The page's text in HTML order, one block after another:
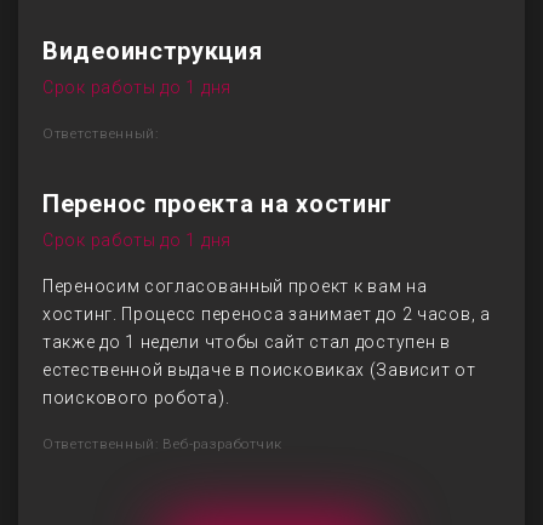
Видеоинструкция
Срок работы до 1 дня
Ответственный:
Перенос проекта на хостинг
Срок работы до 1 дня
Переносим согласованный проект к вам на
хостинг. Процесс переноса занимает до 2 часов, а
также до 1 недели чтобы сайт стал доступен в
естественной выдаче в поисковиках (Зависит от
поискового робота).
Ответственный: Веб-разработчик